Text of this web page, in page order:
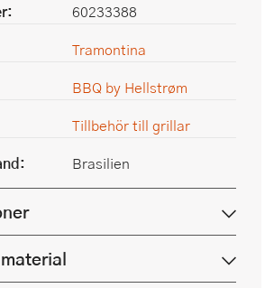
60233388
Tramontina
BBQ by Hellstrøm
Tillbehör till grillar
Brasilien